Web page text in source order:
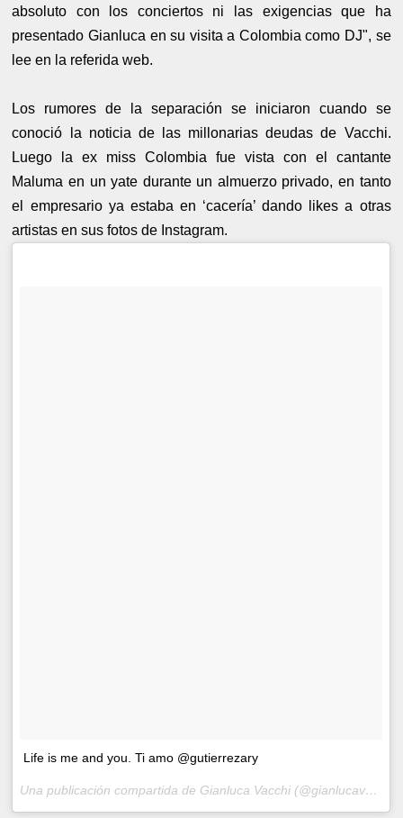
absoluto con los conciertos ni las exigencias que ha
presentado Gianluca en su visita a Colombia como DJ", se
lee en la referida web.
Los rumores de la separación se iniciaron cuando se
conoció la noticia de las millonarias deudas de Vacchi.
Luego la ex miss Colombia fue vista con el cantante
Maluma en un yate durante un almuerzo privado, en tanto
el empresario ya estaba en ‘cacería’ dando likes a otras
artistas en sus fotos de Instagram.
Life is me and you. Ti amo @gutierrezary
Una publicación compartida de Gianluca Vacchi (@gianlucavacchi) el